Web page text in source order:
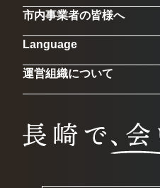
市内事業者の皆様へ
Language
運営組織について